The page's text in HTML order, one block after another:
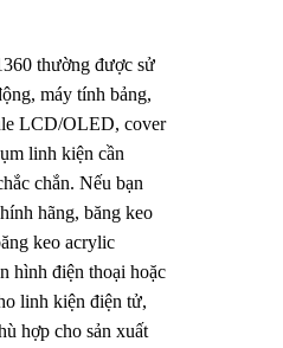
thường được sử
máy tính bảng,
LCD/OLED, cover
linh kiện cần
chắn. Nếu bạn
hãng, băng keo
keo acrylic
hình điện thoại hoặc
linh kiện điện tử,
hợp cho sản xuất